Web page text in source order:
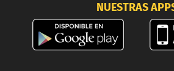
NUESTRAS